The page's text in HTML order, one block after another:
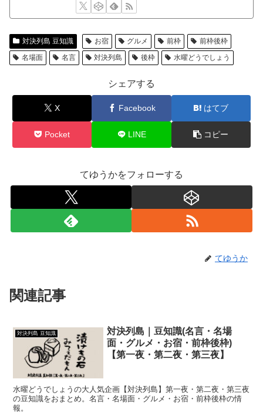
対決列島 豆知識 お宿 グルメ 前枠
前枠後枠
名場面
名言 対決列島 後枠 水曜どうでしょう
シェアする
X Facebook はてブ
Pocket LINE コピー
てゆうかをフォローする
てゆうか
関連記事
対決列島 豆知識
対決列島｜豆知識(名言・名場
面・グルメ・お宿・前枠後枠)
【第一夜・第二夜・第三夜】
水曜どうでしょうの大人気企画【対決列島】第一夜・第二夜・第三夜
の豆知識をおまとめ。名言・名場面・グルメ・お宿・前枠後枠の情
報。